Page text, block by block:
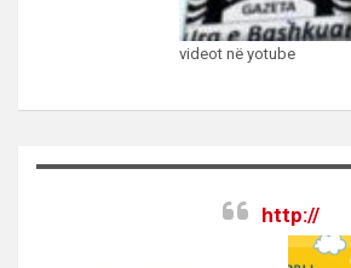
videot në yotube
http://